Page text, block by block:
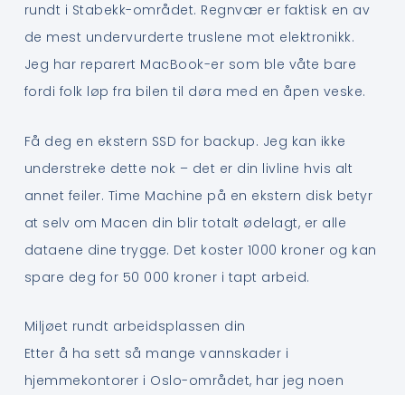
rundt i Stabekk-området. Regnvær er faktisk en av
de mest undervurderte truslene mot elektronikk.
Jeg har reparert MacBook-er som ble våte bare
fordi folk løp fra bilen til døra med en åpen veske.
Få deg en ekstern SSD for backup. Jeg kan ikke
understreke dette nok – det er din livline hvis alt
annet feiler. Time Machine på en ekstern disk betyr
at selv om Macen din blir totalt ødelagt, er alle
dataene dine trygge. Det koster 1000 kroner og kan
spare deg for 50 000 kroner i tapt arbeid.
Miljøet rundt arbeidsplassen din
Etter å ha sett så mange vannskader i
hjemmekontorer i Oslo-området, har jeg noen